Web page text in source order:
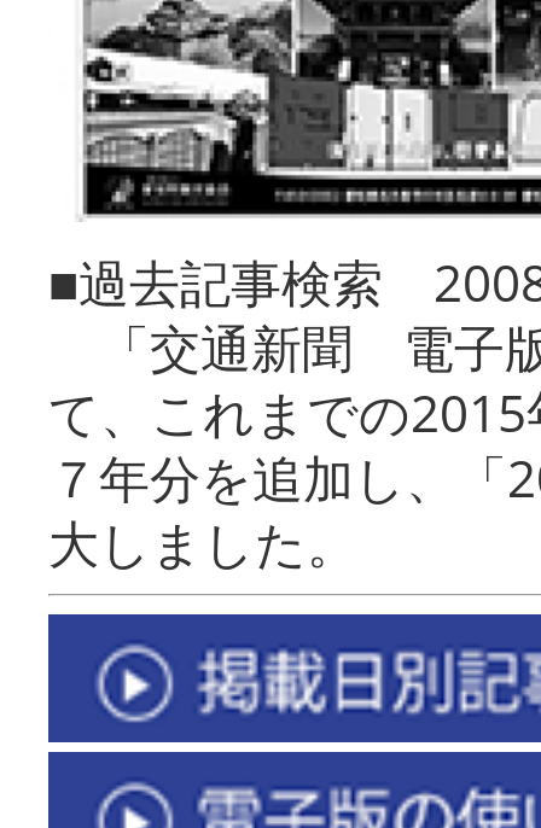
■過去記事検索
「交通新聞 電子
て、これまでの
７年分を追加し、「
大しまし